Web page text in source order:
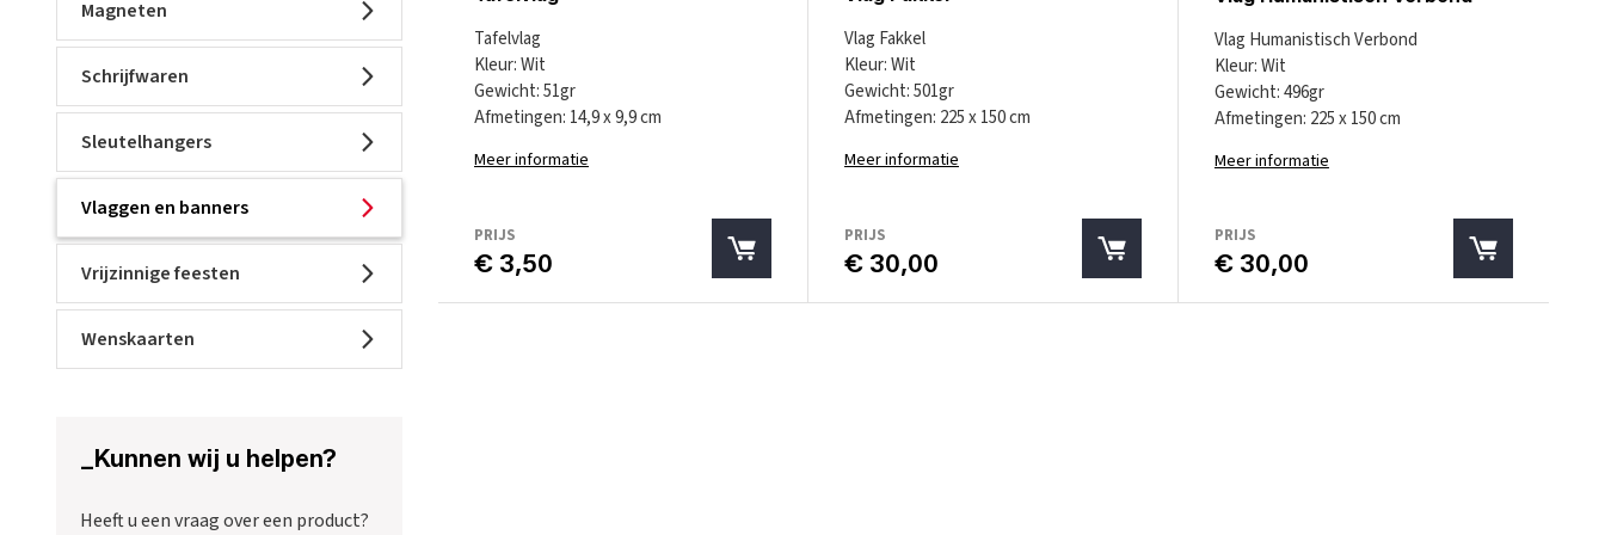
Magneten
Schrijfwaren
Sleutelhangers
Vlaggen en banners
Vrijzinnige feesten
Wenskaarten
_Kunnen wij u helpen?
Heeft u een vraag over een product?
Tafelvlag
Kleur: Wit
Gewicht: 51gr
Afmetingen: 14,9 x 9,9 cm
Meer informatie
PRIJS
€ 3,50
Vlag Fakkel
Kleur: Wit
Gewicht: 501gr
Afmetingen: 225 x 150 cm
Meer informatie
PRIJS
€ 30,00
Vlag Humanistisch Verbond
Kleur: Wit
Gewicht: 496gr
Afmetingen: 225 x 150 cm
Meer informatie
PRIJS
€ 30,00